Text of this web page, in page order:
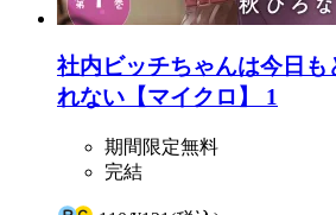
社内ビッチちゃんは今日も
れない【マイクロ】 1
期間限定無料
完結